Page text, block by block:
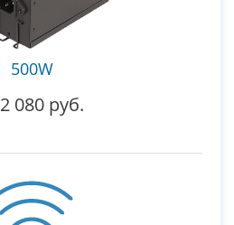
500W
2 080 руб.